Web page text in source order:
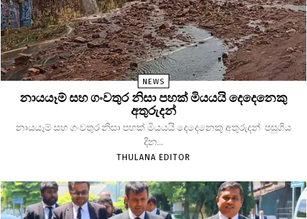
NEWS
නායයෑම් සහ ගංවතුර නිසා පහක් මියයයි දෙදෙනෙකු
අතුරුදන්
නායයෑම් සහ ගංවතුර නිසා පහක් මියයයි දෙදෙනෙකු අතුරුදන් පසුගිය
දින...
THULANA EDITOR